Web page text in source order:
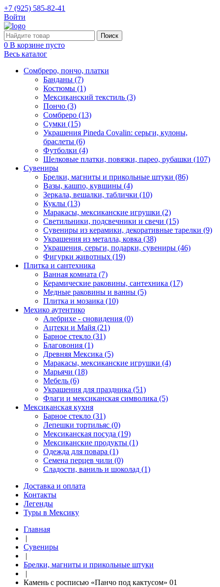
+7 (925) 585-82-41
Войти
0 В корзине пусто
Весь каталог
Сомбреро, пончо, платки
Банданы (7)
Костюмы (1)
Мексиканский текстиль (3)
Пончо (3)
Сомбреро (13)
Сумки (15)
Украшения Pineda Covalin: серьги, кулоны,
браслеты (6)
Футболки (4)
Шелковые платки, повязки, парео, рубашки (107)
Сувениры
Брелки, магниты и прикольные штуки (86)
Вазы, кашпо, кувшины (4)
Зеркала, вешалки, таблички (10)
Куклы (13)
Маракасы, мексиканские игрушки (2)
Светильники, подсвечники и свечи (15)
Сувениры из керамики, декоративные тарелки (9)
Украшения из металла, ковка (38)
Украшения, серьги, подарки, сувениры (46)
Фигурки животных (19)
Плитка и сантехника
Ванная комната (7)
Керамические раковины, сантехника (17)
Медные раковины и ванны (5)
Плитка и мозаика (10)
Мехико аутентико
Алебрихе - сновидения (0)
Ацтеки и Майя (21)
Барное стекло (31)
Благовония (1)
Древняя Мексика (5)
Маракасы, мексиканские игрушки (4)
Марьячи (18)
Мебель (6)
Украшения для праздника (51)
Флаги и мексиканская символика (5)
Мексиканская кухня
Барное стекло (31)
Лепешки тортильяс (0)
Мексиканская посуда (19)
Мексиканские продукты (1)
Одежда для повара (1)
Семена перцев чили (0)
Сладости, ваниль и шоколад (1)
Доставка и оплата
Контакты
Легенды
Туры в Мексику
Главная
|
Сувениры
|
Брелки, магниты и прикольные штуки
|
Камень с росписью «Панчо под кактусом» 01